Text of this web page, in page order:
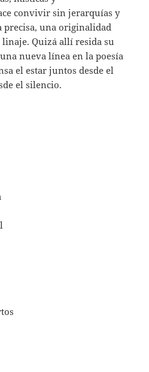
convivir sin jerarquías y
precisa, una originalidad
Quizá allí resida su
nueva línea en la poesía
el estar juntos desde el
el silencio.